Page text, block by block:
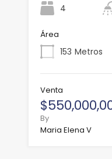
4
Área
153 Metros
Venta
By
Maria Elena V